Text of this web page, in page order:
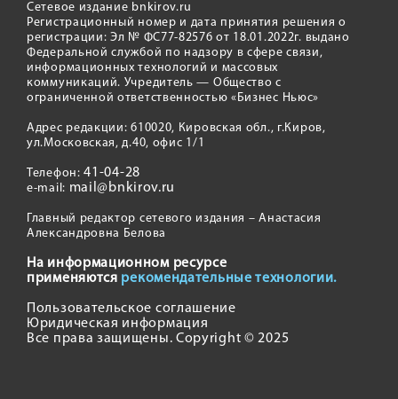
Сетевое издание bnkirov.ru
Регистрационный номер и дата принятия решения о
регистрации: Эл № ФС77-82576 от 18.01.2022г. выдано
Федеральной службой по надзору в сфере связи,
информационных технологий и массовых
коммуникаций. Учредитель — Общество с
ограниченной ответственностью «Бизнес Ньюс»
Адрес редакции: 610020, Кировская обл., г.Киров,
ул.Московская, д.40, офис 1/1
Телефон:41-04-28
e-mail: mail@bnkirov.ru
Главный редактор сетевого издания – Анастасия
Александровна Белова
На информационном ресурсе
применяются рекомендательные технологии.
Пользовательское соглашение
Юридическая информация
Все права защищены. Copyright © 2025